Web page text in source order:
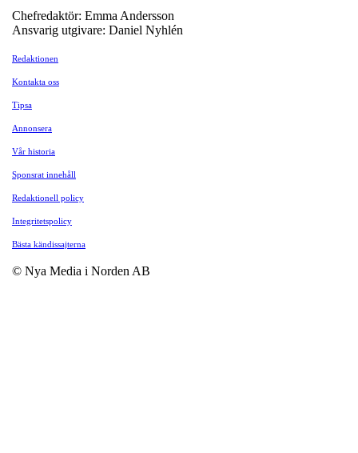
Chefredaktör: Emma Andersson
Ansvarig utgivare: Daniel Nyhlén
Redaktionen
Kontakta oss
Tipsa
Annonsera
Vår historia
Sponsrat innehåll
Redaktionell policy
Integritetspolicy
Bästa kändissajterna
© Nya Media i Norden AB